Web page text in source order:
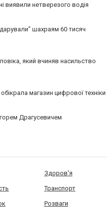
виявили нетверезого водія
шахраям 60 тисяч
який вчиняв насильство
магазин цифрової техніки
Драгусевичем
Здоров'я
Транспорт
Розваги